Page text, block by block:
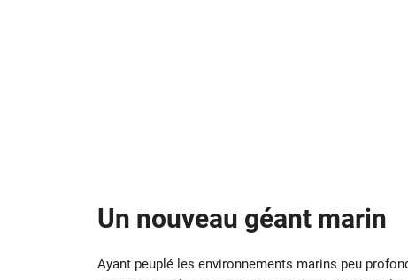
Un nouveau géantmarin
Ayant peuplé les environnements marins peu